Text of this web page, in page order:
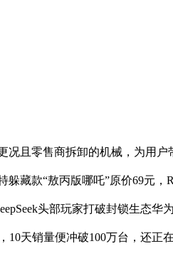
且零售商拆卸的机械，为用户
躲藏款“敖丙版哪吒”原价69元
头部玩家打破封锁生态
10天销量便冲破100万台，还